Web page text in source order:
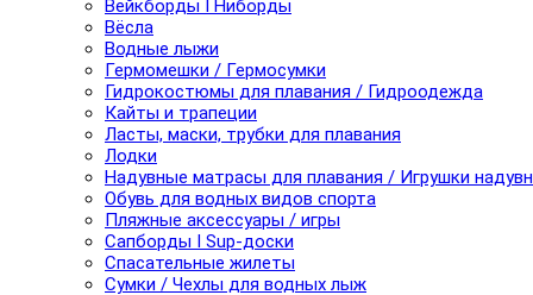
Вейкборды I Ниборды
Вёсла
Водные лыжи
Гермомешки / Гермосумки
Гидрокостюмы для плавания / Гидроодежда
Кайты и трапеции
Ласты, маски, трубки для плавания
Лодки
Надувные матрасы для плавания / Игрушки
Обувь для водных видов спорта
Пляжные аксессуары / игры
Сапборды I Sup-доски
Спасательные жилеты
Сумки / Чехлы для водных лыж